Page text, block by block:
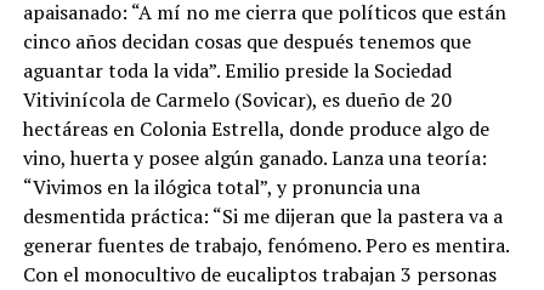
apaisanado: “A mí no me cierra que políticos que están
cinco años decidan cosas que después tenemos que
aguantar toda la vida”. Emilio preside la Sociedad
Vitivinícola de Carmelo (Sovicar), es dueño de 20
hectáreas en Colonia Estrella, donde produce algo de
vino, huerta y posee algún ganado. Lanza una teoría:
“Vivimos en la ilógica total”, y pronuncia una
desmentida práctica: “Si me dijeran que la pastera va a
generar fuentes de trabajo, fenómeno. Pero es mentira.
Con el monocultivo de eucaliptos trabajan 3 personas